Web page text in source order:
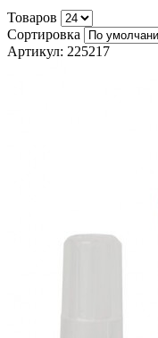
Товаров
Сортировка
Артикул: 225217